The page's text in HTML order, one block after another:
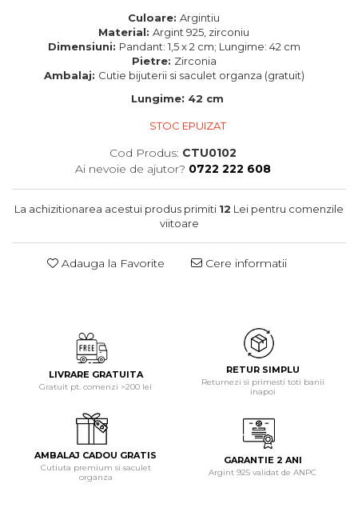
Culoare: Argintiu
Material: Argint 925, zirconiu
Dimensiuni: Pandant: 1,5 x 2 cm; Lungime: 42 cm
Pietre: Zirconia
Ambalaj: Cutie bijuterii si saculet organza (gratuit)
Lungime: 42 cm
STOC EPUIZAT
Cod Produs: CTU0102
Ai nevoie de ajutor? 0722 222 608
La achizitionarea acestui produs primiti 12 Lei pentru comenzile
viitoare
Adauga la Favorite Cere informatii
LIVRARE GRATUITA
Gratuit pt. comenzi >200 lei
RETUR SIMPLU
Returnezi si primesti toti banii
inapoi
AMBALAJ CADOU GRATIS
Cutiuta premium si saculet
organza
GARANTIE 2 ANI
Argint 925 validat de ANPC